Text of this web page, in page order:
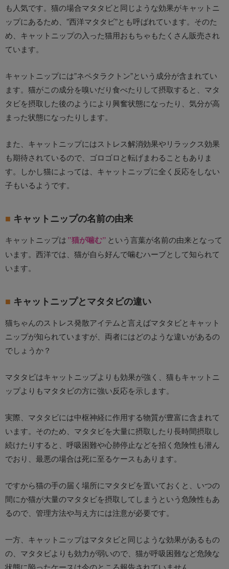
も人気です。猫の場合マタタビと同じような効果がキャットニ
ップにあるため、”西洋マタタビ”とも呼ばれています。そのた
め、キャットニップの入った猫用おもちゃもたくさん販売され
ています。
キャットニップには”ネペタラクトン”という成分が含まれてい
ます。猫がこの成分を嗅いだり食べたりして摂取すると、マタ
タビを摂取した後のようにより興奮状態になったり、気分が高
まった状態になったりします。
また、キャットニップにはストレス解消効果やリラックス効果
も期待されているので、ゴロゴロと転げまわることもありま
す。しかし猫によっては、キャットニップに全く反応をしない
子もいるようです。
キャットニップの名前の由来
キャットニップは”猫が噛む” という言葉が名前の由来となって
います。西洋では、猫が自ら好んで噛むハーブとして知られて
います。
キャットニップとマタタビの違い
猫ちゃんのストレス発散アイテムと言えばマタタビとキャット
ニップが知られていますが、両者にはどのような違いがあるの
でしょうか？
マタタビはキャットニップよりも効果が強く、猫もキャットニ
ップよりもマタタビの方に強い反応を示します。
実際、マタタビには中枢神経に作用する物質が豊富に含まれて
います。そのため、マタタビを大量に摂取したり長時間摂取し
続けたりすると、呼吸困難や心肺停止などを招く危険性も潜ん
でおり、最悪の場合は死に至るケースもあります。
ですから猫の手の届く場所にマタタビを置いておくと、いつの
間にか猫が大量のマタタビを摂取してしまうという危険性もあ
るので、管理方法や与え方には注意が必要です。
一方、キャットニップはマタタビと同じような効果があるもの
の、マタタビよりも効力が弱いので、猫が呼吸困難など危険な
状態に陥ったケースは今のところ報告されていません。